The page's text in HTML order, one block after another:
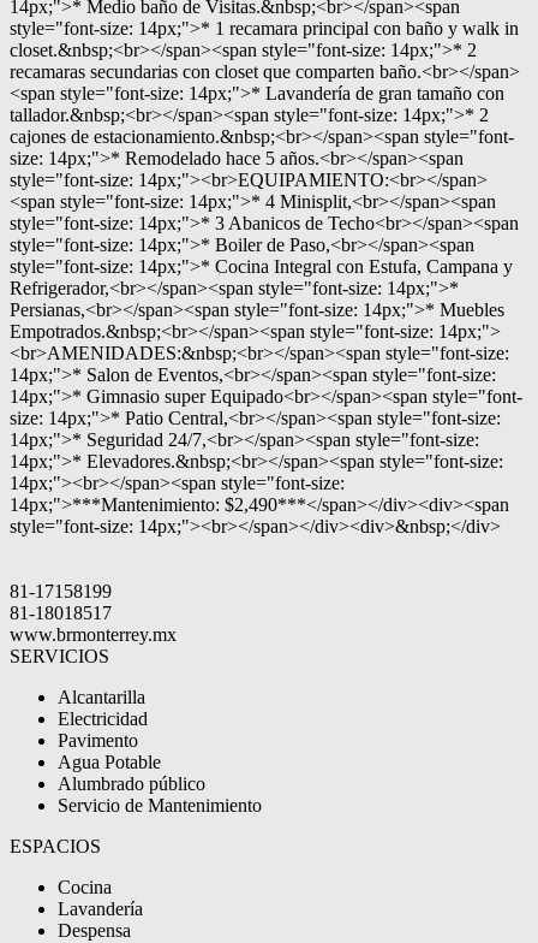
14px;">* Medio baño de Visitas.&nbsp;<br></span><span
style="font-size: 14px;">* 1 recamara principal con baño y walk in
closet.&nbsp;<br></span><span style="font-size: 14px;">* 2
recamaras secundarias con closet que comparten baño.<br></span>
<span style="font-size: 14px;">* Lavandería de gran tamaño con
tallador.&nbsp;<br></span><span style="font-size: 14px;">* 2
cajones de estacionamiento.&nbsp;<br></span><span style="font-
size: 14px;">* Remodelado hace 5 años.<br></span><span
style="font-size: 14px;"><br>EQUIPAMIENTO:<br></span>
<span style="font-size: 14px;">* 4 Minisplit,<br></span><span
style="font-size: 14px;">* 3 Abanicos de Techo<br></span><span
style="font-size: 14px;">* Boiler de Paso,<br></span><span
style="font-size: 14px;">* Cocina Integral con Estufa, Campana y
Refrigerador,<br></span><span style="font-size: 14px;">*
Persianas,<br></span><span style="font-size: 14px;">* Muebles
Empotrados.&nbsp;<br></span><span style="font-size: 14px;">
<br>AMENIDADES:&nbsp;<br></span><span style="font-size:
14px;">* Salon de Eventos,<br></span><span style="font-size:
14px;">* Gimnasio super Equipado<br></span><span style="font-
size: 14px;">* Patio Central,<br></span><span style="font-size:
14px;">* Seguridad 24/7,<br></span><span style="font-size:
14px;">* Elevadores.&nbsp;<br></span><span style="font-size:
14px;"><br></span><span style="font-size:
14px;">***Mantenimiento: $2,490***</span></div><div><span
style="font-size: 14px;"><br></span></div><div>&nbsp;</div>
81-17158199
81-18018517
www.brmonterrey.mx
SERVICIOS
Alcantarilla
Electricidad
Pavimento
Agua Potable
Alumbrado público
Servicio de Mantenimiento
ESPACIOS
Cocina
Lavandería
Despensa